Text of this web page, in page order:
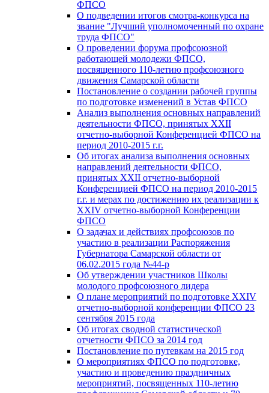
ФПСО
О подведении итогов смотра-конкурса на
звание "Лучший уполномоченный по охране
труда ФПСО"
О проведении форума профсоюзной
работающей молодежи ФПСО,
посвященного 110-летию профсоюзного
движения Самарской области
Постановление о создании рабочей группы
по подготовке изменений в Устав ФПСО
Анализ выполнения основных направлений
деятельности ФПСО, принятых XXII
отчетно-выборной Конференцией ФПСО на
период 2010-2015 г.г.
Об итогах анализа выполнения основных
направлений деятельности ФПСО,
принятых XXII отчетно-выборной
Конференцией ФПСО на период 2010-2015
г.г. и мерах по достижению их реализации к
XXIV отчетно-выборной Конференции
ФПСО
О задачах и действиях профсоюзов по
участию в реализации Распоряжения
Губернатора Самарской области от
06.02.2015 года №44-р
Об утверждении участников Школы
молодого профсоюзного лидера
О плане мероприятий по подготовке XXIV
отчетно-выборной конференции ФПСО 23
сентября 2015 года
Об итогах сводной статистической
отчетности ФПСО за 2014 год
Постановление по путевкам на 2015 год
О мероприятиях ФПСО по подготовке,
участию и проведению праздничных
мероприятий, посвященных 110-летию